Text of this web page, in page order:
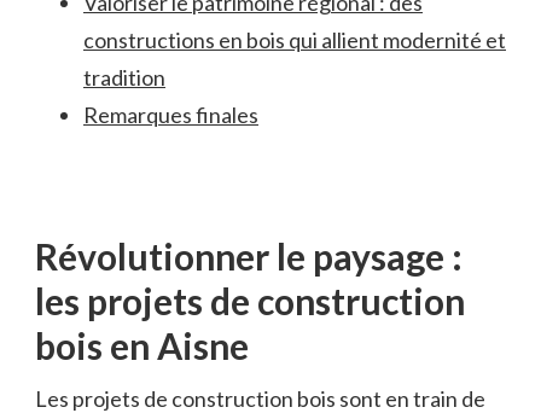
constructions en⁣ bois qui allient modernité ​et
tradition
Remarques finales
Révolutionner le paysage :
les projets ⁤de ⁣construction
bois en⁢ Aisne
Les projets de⁣ construction bois sont en train de